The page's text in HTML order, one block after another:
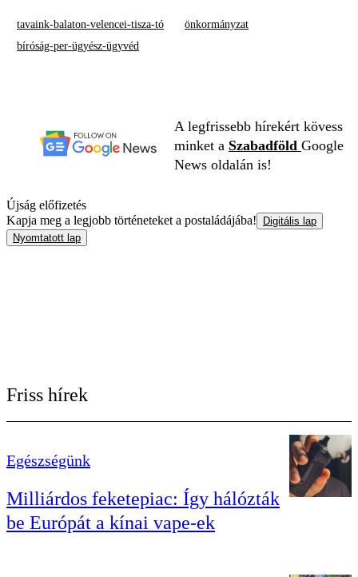
tavaink-balaton-velencei-tisza-tó
önkormányzat
bíróság-per-ügyész-ügyvéd
A legfrissebb hírekért kövess
minket a Szabadföld Google
News oldalán is!
Újság előfizetés
Kapja meg a legjobb történeteket a postaládájába!
Digitális lap
Nyomtatott lap
Friss hírek
Egészségünk
Milliárdos feketepiac: Így hálózták
be Európát a kínai vape-ek